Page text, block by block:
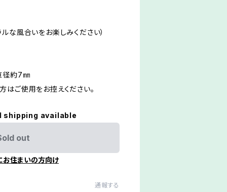
な風合いをお楽しみください）
約7㎜
ご使用をお控えください。
shipping available
out
お住まいの方向け
通報する